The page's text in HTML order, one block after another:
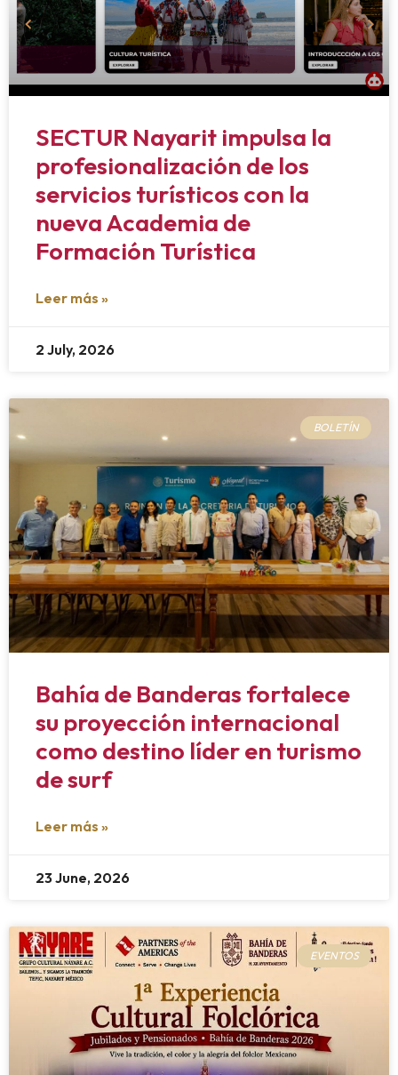
SECTUR Nayarit impulsa la
profesionalización de los
servicios turísticos con la
nueva Academia de
Formación Turística
Leer más »
2 July, 2026
BOLETÍN
Bahía de Banderas fortalece
su proyección internacional
como destino líder en turismo
de surf
Leer más »
23 June, 2026
EVENTOS